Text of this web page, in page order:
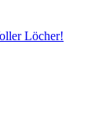
Löcher!